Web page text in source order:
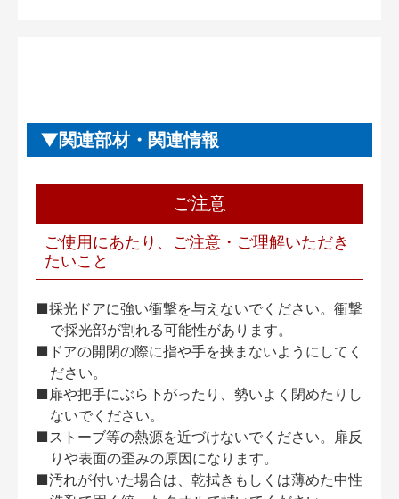
関連部材・関連情報
ご注意
ご使用にあたり、ご注意・ご理解いただき
たいこと
■採光ドアに強い衝撃を与えないでください。衝撃
で採光部が割れる可能性があります。
■ドアの開閉の際に指や手を挟まないようにしてく
ださい。
■扉や把手にぶら下がったり、勢いよく閉めたりし
ないでください。
■ストーブ等の熱源を近づけないでください。扉反
りや表面の歪みの原因になります。
■汚れが付いた場合は、乾拭きもしくは薄めた中性